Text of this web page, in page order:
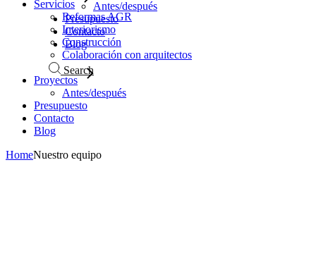
Antes/después
Presupuesto
Contacto
Blog
Search
Servicios
Reformas AGR
Interiorismo
Construcción
Colaboración con arquitectos
Proyectos
Antes/después
Presupuesto
Contacto
Blog
HomeNuestro equipo